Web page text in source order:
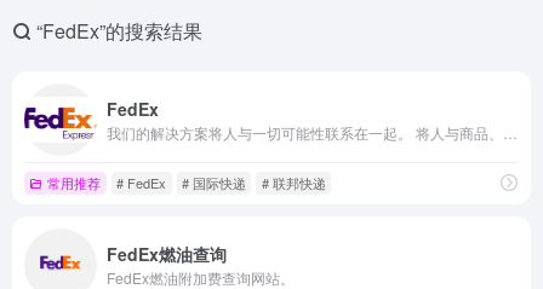
“FedEx”的搜索结果
FedEx
常用推荐 # FedEx # 国际快递 # 联邦快递
FedEx燃油查询
FedEx燃油附加费查询网站。